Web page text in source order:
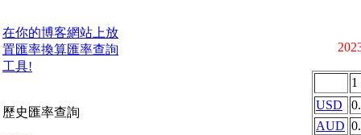
在你的博客網站上放
置匯率換算匯率查詢
工具!
歷史匯率查詢
1
USD
AUD